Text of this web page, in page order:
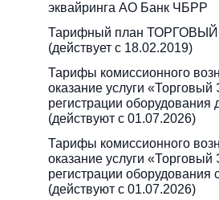
эквайринга АО Банк ЧБРР
Тарифный план
(действует с 18.02.2019)
Тарифы комиссионного
оказание услуги «Торговый
регистрации оборудования
(действуют с 01.07.2026)
Тарифы комиссионного
оказание услуги «Торговый
регистрации оборудования
(действуют с 01.07.2026)